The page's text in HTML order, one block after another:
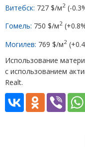
Витебск: 727 $/м2 (-
Гомель: 750 $/м2 (
Могилев: 769 $/м2 (
Использование
с использованием
Realt.